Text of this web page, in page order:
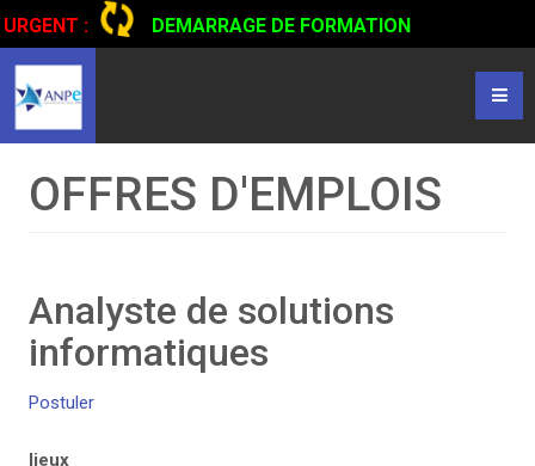
URGENT :
DEMARRAGE DE FORMATION
CERTIFIANTE EN CONDUITE DE CAMIONS...CLIQUER POUR
LIRE
OFFRES D'EMPLOIS
Analyste de solutions
informatiques
Postuler
lieux